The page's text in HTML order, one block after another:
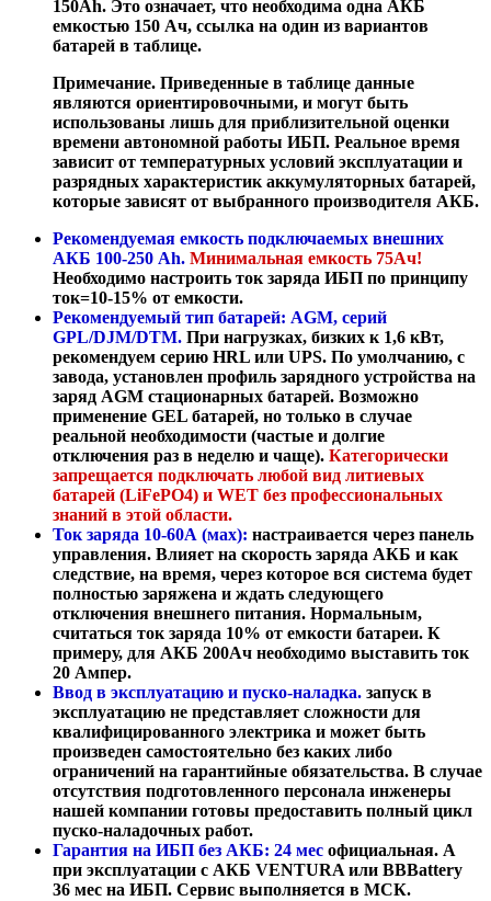
150Ah. Это означает, что необходима одна АКБ
емкостью 150 Ач, ссылка на один из вариантов
батарей в таблице.
Примечание. Приведенные в таблице данные
являются ориентировочными, и могут быть
использованы лишь для приблизительной оценки
времени автономной работы ИБП. Реальное время
зависит от температурных условий эксплуатации и
разрядных характеристик аккумуляторных батарей,
которые зависят от выбранного производителя АКБ.
Рекомендуемая емкость подключаемых внешних
АКБ 100-250 Ah. Минимальная емкость 75Ач!
Необходимо настроить ток заряда ИБП по принципу
ток=10-15% от емкости.
Рекомендуемый тип батарей: AGM, серий
GPL/DJM/DTM. При нагрузках, бизких к 1,6 кВт,
рекомендуем серию HRL или UPS. По умолчанию, с
завода, установлен профиль зарядного устройства на
заряд AGM стационарных батарей. Возможно
применение GEL батарей, но только в случае
реальной необходимости (частые и долгие
отключения раз в неделю и чаще). Категорически
запрещается подключать любой вид литиевых
батарей (LiFePO4) и WET без профессиональных
знаний в этой области.
Ток заряда 10-60А (мах): настраивается через панель
управления. Влияет на скорость заряда АКБ и как
следствие, на время, через которое вся система будет
полностью заряжена и ждать следующего
отключения внешнего питания. Нормальным,
считаться ток заряда 10% от емкости батареи. К
примеру, для АКБ 200Ач необходимо выставить ток
20 Ампер.
Ввод в эксплуатацию и пуско-наладка. запуск в
эксплуатацию не представляет сложности для
квалифицированного электрика и может быть
произведен самостоятельно без каких либо
ограничений на гарантийные обязательства. В случае
отсутствия подготовленного персонала инженеры
нашей компании готовы предоставить полный цикл
пуско-наладочных работ.
Гарантия на ИБП без АКБ: 24 мес официальная. А
при эксплуатации с АКБ VENTURA или BBBattery
36 мес на ИБП. Сервис выполняется в МСК.